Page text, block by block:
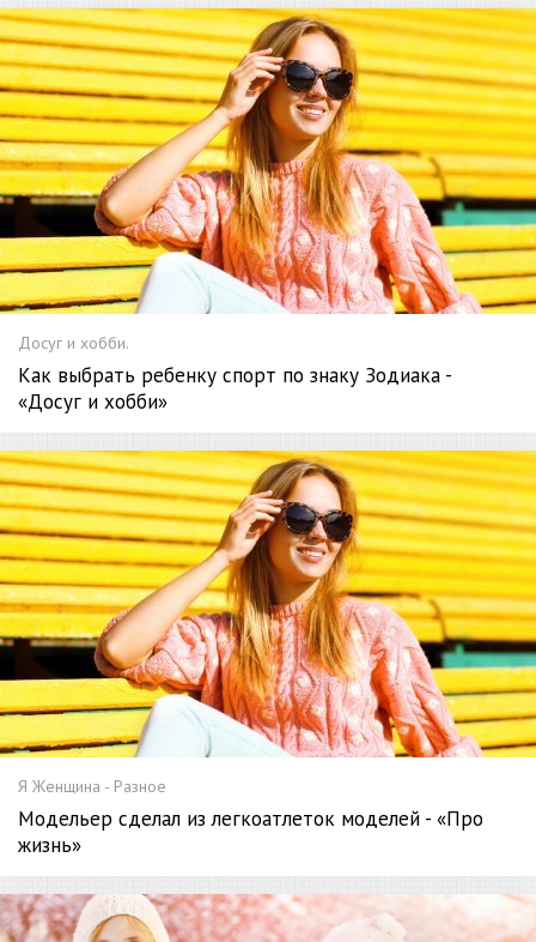
Досуг и хобби.
Как выбрать ребенку спорт по знаку Зодиака -
«Досуг и хобби»
Я Женщина - Разное
Модельер сделал из легкоатлеток моделей - «Про
жизнь»